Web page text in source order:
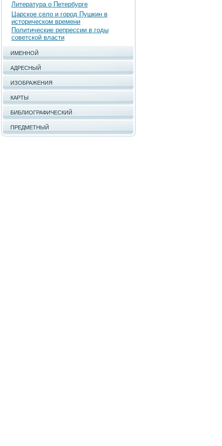
Литература о Петербурге
Царское село и город Пушкин в
историческом времени
Политические репрессии в годы
советской власти
ИМЕННОЙ
АДРЕСНЫЙ
ИЗОБРАЖЕНИЯ
КАРТЫ
БИБЛИОГРАФИЧЕСКИЙ
ПРЕДМЕТНЫЙ